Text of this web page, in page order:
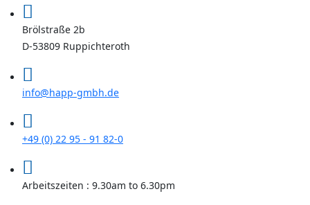
Brölstraße 2b
D-53809 Ruppichteroth
info@happ-gmbh.de
+49 (0) 22 95 - 91 82-0
Arbeitszeiten : 9.30am to 6.30pm